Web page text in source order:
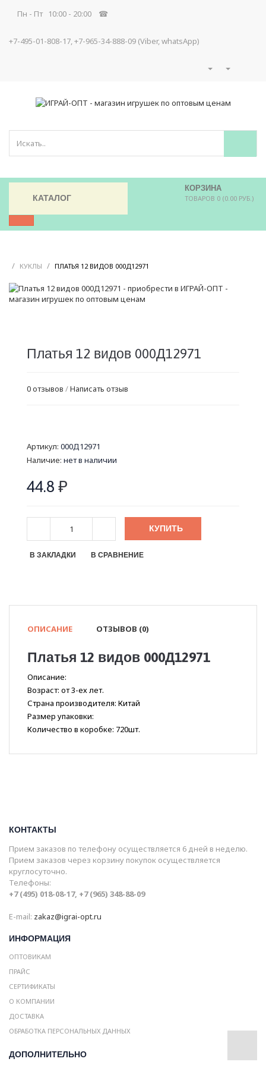
Пн - Пт 10:00 - 20:00 ☎
+7-495-01-808-17, +7-965-34-888-09 (Viber, whatsApp)
КОРЗИНА
ТОВАРОВ 0 (0.00 РУБ.)
КАТАЛОГ
/ КУКЛЫ / ПЛАТЬЯ 12 ВИДОВ 000Д12971
Платья 12 видов 000Д12971
0 отзывов /Написать отзыв
Артикул: 000Д12971
Наличие: нет в наличии
44.8 ₽
КУПИТЬ
В ЗАКЛАДКИ В СРАВНЕНИЕ
ОПИСАНИЕ ОТЗЫВОВ (0)
Платья 12 видов 000Д12971
Описание:
Возраст: от 3-ех лет.
Страна производителя: Китай
Размер упаковки:
Количество в коробке: 720шт.
КОНТАКТЫ
Прием заказов по телефону осуществляется 6 дней в неделю.
Прием заказов через корзину покупок осуществляется
круглосуточно.
Телефоны:
+7 (495) 018-08-17, +7 (965) 348-88-09
E-mail: zakaz@igrai-opt.ru
ИНФОРМАЦИЯ
ОПТОВИКАМ
ПРАЙС
СЕРТИФИКАТЫ
О КОМПАНИИ
ДОСТАВКА
ОБРАБОТКА ПЕРСОНАЛЬНЫХ ДАННЫХ
ДОПОЛНИТЕЛЬНО